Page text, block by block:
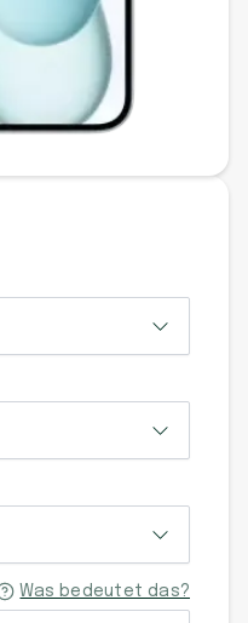
Was bedeutet das?